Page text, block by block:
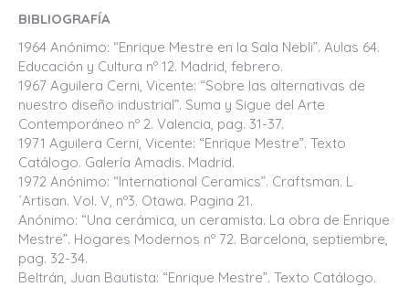
BIBLIOGRAFÍA
1964 Anónimo: “Enrique Mestre en la Sala Nebli”. Aulas 64.
Educación y Cultura nº 12. Madrid, febrero.
1967 Aguilera Cerni, Vicente: “Sobre las alternativas de
nuestro diseño industrial”. Suma y Sigue del Arte
Contemporáneo nº 2. Valencia, pag. 31-37.
1971 Aguilera Cerni, Vicente: “Enrique Mestre”. Texto
Catálogo. Galería Amadis. Madrid.
1972 Anónimo: “International Ceramics”. Craftsman. L
´Artisan. Vol. V, nº3. Otawa. Pagina 21.
Anónimo: “Una cerámica, un ceramista. La obra de Enrique
Mestre”. Hogares Modernos nº 72. Barcelona, septiembre,
pag. 32-34.
Beltrán, Juan Bautista: “Enrique Mestre”. Texto Catálogo.